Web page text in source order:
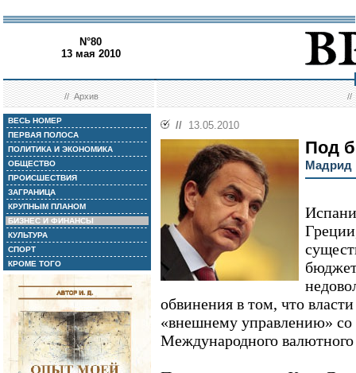
N°80
13 мая 2010
//Архив //
ВЕСЬ НОМЕР
ПЕРВАЯ ПОЛОСА
ПОЛИТИКА И ЭКОНОМИКА
ОБЩЕСТВО
ПРОИСШЕСТВИЯ
ЗАГРАНИЦА
КРУПНЫМ ПЛАНОМ
БИЗНЕС И ФИНАНСЫ
КУЛЬТУРА
СПОРТ
КРОМЕ ТОГО
// 13.05.2010
Под
Мадрид
обвинения в том, что
«внешнему управлению»
Международного